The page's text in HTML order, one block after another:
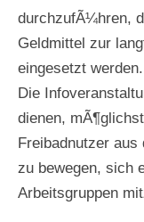
durchzufÃ¼hren,
Geldmittel zur
eingesetzt werden.
Die
dienen,
Freibadnutzer aus
zu bewegen, sich
Arbeitsgruppen